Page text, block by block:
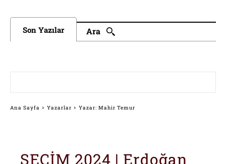
Son Yazılar Ara
SEÇİM 2024 | Erdoğan
Ana Sayfa Yazarlar Yazar: Mahir Temur